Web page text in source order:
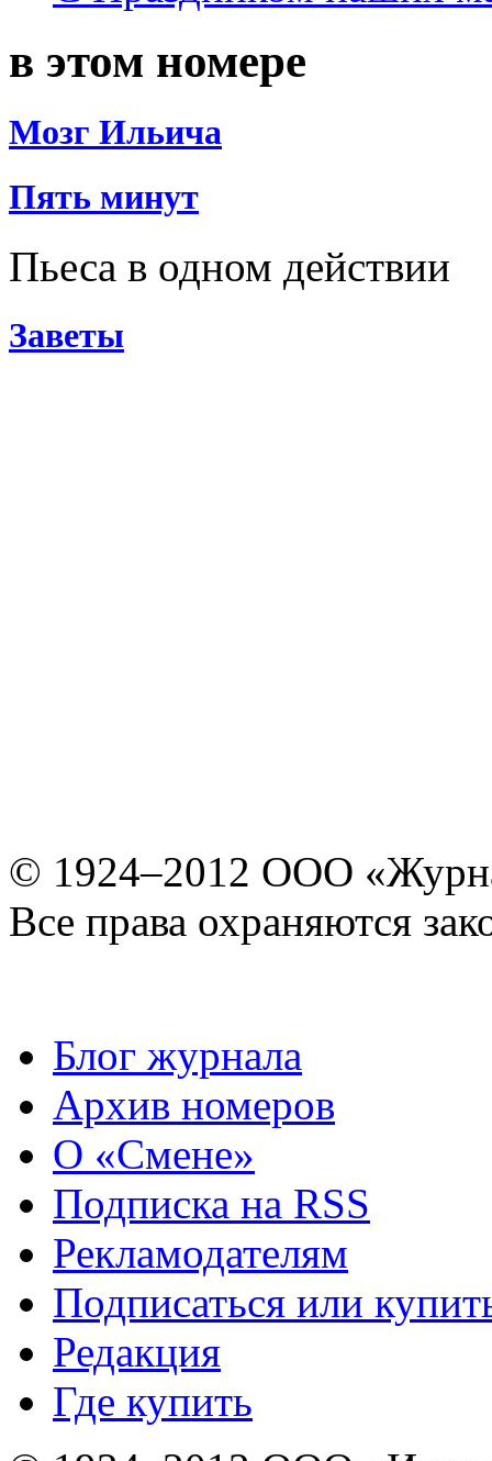
в этом номере
Мозг Ильича
Пять минут
Пьеса в одном действии
Заветы
© 1924–2012 ООО
Все права охраняются
Блог журнала
Архив номеров
О «Смене»
Подписка на RSS
Рекламодателям
Подписаться или
Редакция
Где купить